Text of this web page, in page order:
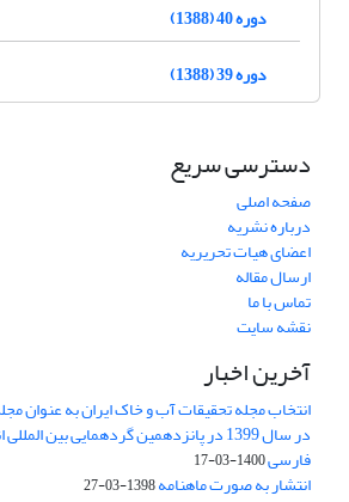
دوره 40 (1388)
دوره 39 (1388)
دسترسی سریع
صفحه اصلی
درباره نشریه
اعضای هیات تحریریه
ارسال مقاله
تماس با ما
نقشه سایت
آخرین اخبار
انتخاب مجله تحقیقات آب و خاک ایران به عنوان
در سال 1399 در پانزدهمین گردهمایی بین
فارسی1400-03-17
انتشار به صورت ماهنامه1398-03-27